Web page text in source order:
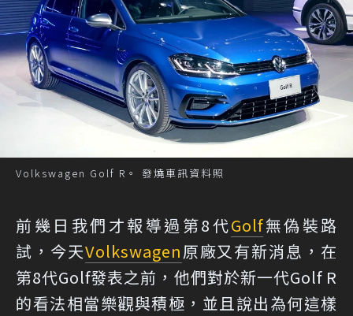
Volkswagen Golf R。 發燒車訊資料照
前幾日我們才報導過第8代Golf無偽裝路
試，今天Volkswagen原廠又有新消息，在
第8代Golf發表之前，他們對於新一代Golf R
的看法相當樂觀與積極，並且說出為何這樣